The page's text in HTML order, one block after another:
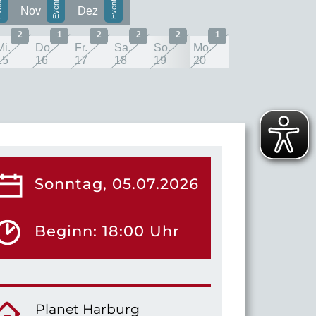
Nov Dez
2
Do.
16
1
Fr.
17
2
Sa.
18
2
So.
19
2
Mo.
20
1
Sonntag, 05.07.2026
Beginn: 18:00 Uhr
Planet Harburg